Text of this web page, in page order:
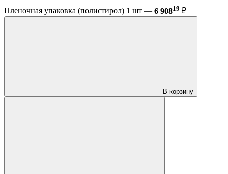
Пленочная упаковка (полистирол) 1 шт — 6 90819 ₽
В корзину